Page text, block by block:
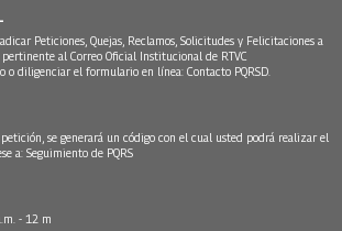
Peticiones, Quejas, Reclamos, Solicitudes y Felicitaciones a
al Correo Oficial Institucional de RTVC
o diligenciar el formulario en línea: Contacto PQRSD.
se generará un código con el cual usted podrá realizar el
a: Seguimiento de PQRS
- 12 m